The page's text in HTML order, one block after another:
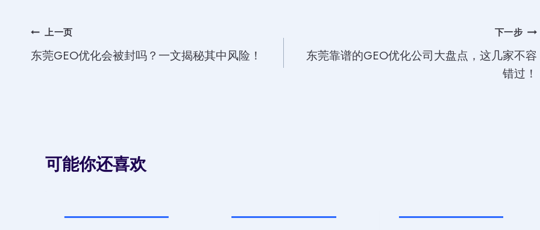
文
章
上一页
东莞GEO优化会被封吗？一文揭秘其中风险！
下一步
东莞靠谱的GEO优化公司大盘点，这几家不容
错过！
可能你还喜欢